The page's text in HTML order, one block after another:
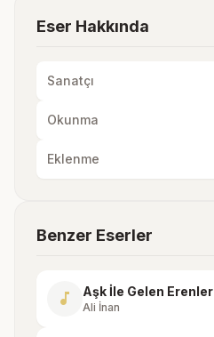
Eser Hakkında
Sanatçı
Okunma
Eklenme
Benzer Eserler
music_note Aşk İle Gelen Erenler
Ali İnan